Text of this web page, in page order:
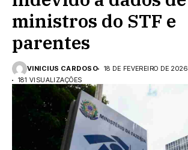
ministros do STF e
parentes
VINICIUS CARDOSO
18 DE FEVEREIRO DE 2026
181 VISUALIZAÇÕES